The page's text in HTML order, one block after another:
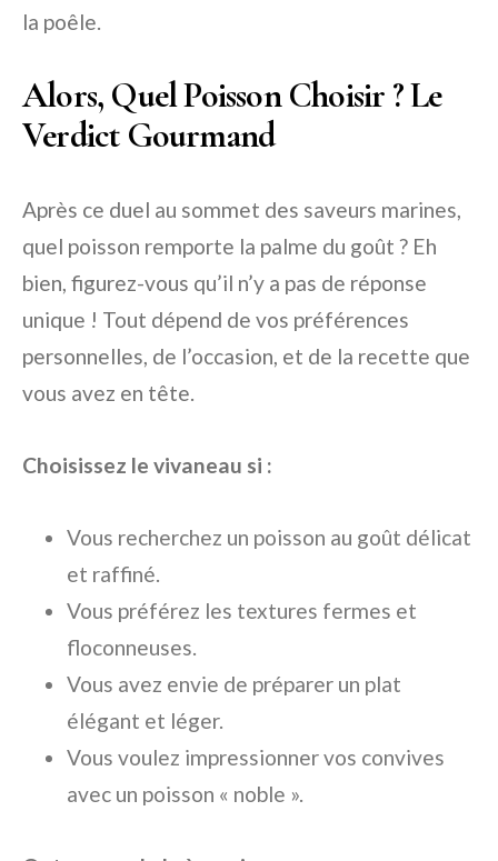
la poêle.
Alors, Quel Poisson Choisir ? Le
Verdict Gourmand
Après ce duel au sommet des saveurs marines,
quel poisson remporte la palme du goût ? Eh
bien, figurez-vous qu’il n’y a pas de réponse
unique ! Tout dépend de vos préférences
personnelles, de l’occasion, et de la recette que
vous avez en tête.
Choisissez le vivaneau si :
Vous recherchez un poisson au goût délicat
et raffiné.
Vous préférez les textures fermes et
floconneuses.
Vous avez envie de préparer un plat
élégant et léger.
Vous voulez impressionner vos convives
avec un poisson « noble ».